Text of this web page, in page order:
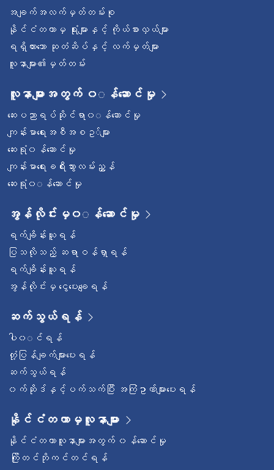
အချက်အလက်မှတ်တမ်းစု
နိုင်ငံတကာမှ ရုံးများနှင့် ကိုယ်စားလှယ်များ
ရရှိထားသော ဆုတံဆိပ်နှင့် လက်မှတ်များ
လူနာများ၏မှတ်တမ်း
လူနာများအတွက် ၀◌န်ဆောင်မှု
ဆေးပညာရပ်ဆိုင်ရာ၀◌န်ဆောင်မှု
ကျန်းမာရေးအစီအစဥ◌်များ
ဆေးရုံ၀န်ဆောင်မှု
ကျန်းမာရေးခရီးသွားလမ်းညွှန်
ဆေးရုံ၀◌န်ဆောင်မှု
အွန်လိုင်းမှ၀◌န်ဆောင်မှု
ရက်ချိန်းယူရန်
ပြသလိုသည့် ဆရာဝန်ရှာရန်
ရက်ချိန်းယူရန်
အွန်လိုင်းမှ ငွေပေးချေရန်
ဆက်သွယ်ရန်
ပါ၀◌င်ရန်
တုံ့ပြန်ချက်များပေးရန်
ဆက်သွယ်ရန်
၀က်ဆိုဒ်နှင့်ပက်သက်ပြီး အကြံဥာဏ်များပေးရန်
နိုင်ငံတကာမှလူနာများ
နိုင်ငံတကာလူနာများအတွက် ၀န်ဆောင်မှု
ကြိုတင်ဘိုကင်တင်ရန်